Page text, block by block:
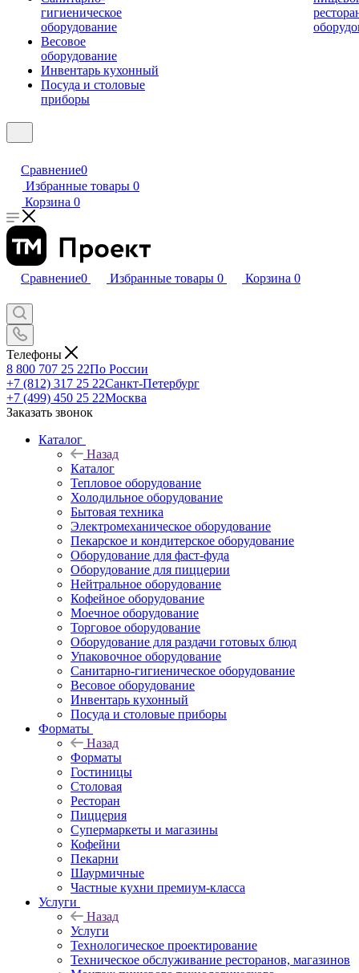
гигиеническое
оборудование
Весовое
оборудование
Инвентарь кухонный
Посуда и столовые
приборы
Сравнение0
Избранные товары 0
Корзина 0
Сравнение0 Избранные товары 0 Корзина 0
Телефоны
8 800 707 25 22По России
+7 (812) 317 25 22Санкт-Петербург
+7 (499) 450 25 22Москва
Заказать звонок
Каталог
Назад
Каталог
Тепловое оборудование
Холодильное оборудование
Бытовая техника
Электромеханическое оборудование
Пекарское и кондитерское оборудование
Оборудование для фаст-фуда
Оборудование для пиццерии
Нейтральное оборудование
Кофейное оборудование
Моечное оборудование
Торговое оборудование
Оборудование для раздачи готовых блюд
Упаковочное оборудование
Санитарно-гигиеническое оборудование
Весовое оборудование
Инвентарь кухонный
Посуда и столовые приборы
Форматы
Назад
Форматы
Гостиницы
Столовая
Ресторан
Пиццерия
Супермаркеты и магазины
Кофейни
Пекарни
Шаурмичные
Частные кухни премиум-класса
Услуги
Назад
Услуги
Технологическое проектирование
Техническое обслуживание ресторанов, магазинов